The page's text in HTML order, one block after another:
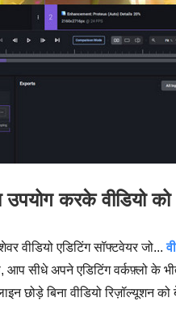
करके वीडियो
वीडियो एडिटिंग सॉफ्टवेयर जो...
आप सीधे अपने एडिटिंग वर्कफ़्लो
छोड़े बिना वीडियो रिज़ॉल्यूशन को